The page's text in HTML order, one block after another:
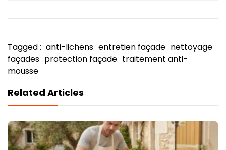
Tagged : anti-lichens entretien façade nettoyage
façades protection façade traitement anti-
mousse
Related Articles